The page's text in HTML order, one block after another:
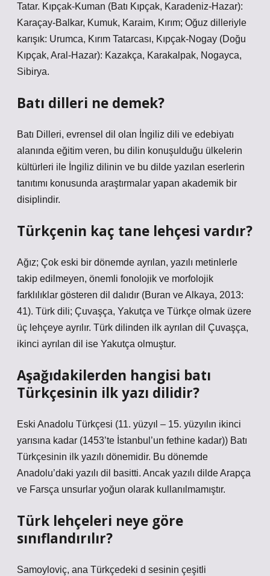
Tatar. Kıpçak-Kuman (Batı Kıpçak, Karadeniz-Hazar):
Karaçay-Balkar, Kumuk, Karaim, Kırım; Oğuz dilleriyle
karışık: Urumca, Kırım Tatarcası, Kıpçak-Nogay (Doğu
Kıpçak, Aral-Hazar): Kazakça, Karakalpak, Nogayca,
Sibirya.
Batı dilleri ne demek?
Batı Dilleri, evrensel dil olan İngiliz dili ve edebiyatı
alanında eğitim veren, bu dilin konuşulduğu ülkelerin
kültürleri ile İngiliz dilinin ve bu dilde yazılan eserlerin
tanıtımı konusunda araştırmalar yapan akademik bir
disiplindir.
Türkçenin kaç tane lehçesi vardır?
Ağız; Çok eski bir dönemde ayrılan, yazılı metinlerle
takip edilmeyen, önemli fonolojik ve morfolojik
farklılıklar gösteren dil dalıdır (Buran ve Alkaya, 2013:
41). Türk dili; Çuvaşça, Yakutça ve Türkçe olmak üzere
üç lehçeye ayrılır. Türk dilinden ilk ayrılan dil Çuvaşça,
ikinci ayrılan dil ise Yakutça olmuştur.
Aşağıdakilerden hangisi batı
Türkçesinin ilk yazı dilidir?
Eski Anadolu Türkçesi (11. yüzyıl – 15. yüzyılın ikinci
yarısına kadar (1453’te İstanbul’un fethine kadar)) Batı
Türkçesinin ilk yazılı dönemidir. Bu dönemde
Anadolu’daki yazılı dil basitti. Ancak yazılı dilde Arapça
ve Farsça unsurlar yoğun olarak kullanılmamıştır.
Türk lehçeleri neye göre
sınıflandırılır?
Samoyloviç, ana Türkçedeki d sesinin çeşitli